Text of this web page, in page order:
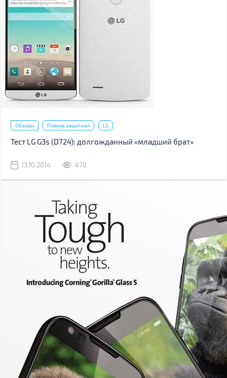
Обзоры Пленка защитная LG
Тест LG G3s (D724): долгожданный «младший брат»
13.10.2014 470